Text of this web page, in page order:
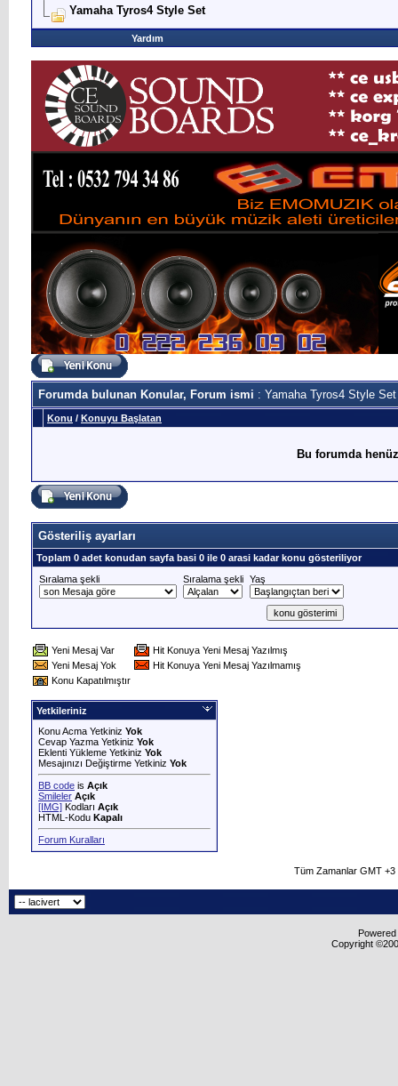
Yamaha Tyros4 Style Set
Yardım
Forumda bulunan Konular, Forum ismi : Yamaha Tyros4 Style Set
Konu / Konuyu Başlatan
Bu forumda
Gösteriliş ayarları
Toplam 0 adet konudan sayfa basi 0 ile 0 arasi kadar konu gösteriliyor
Sıralama şekli
Sıralama şekli Yaş
Yeni Mesaj Var
Hit Konuya Yeni Mesaj Yazılmış
Yeni Mesaj Yok
Hit Konuya Yeni Mesaj Yazılmamış
Konu Kapatılmıştır
Yetkileriniz
Konu Acma Yetkiniz Yok
Cevap Yazma Yetkiniz Yok
Eklenti Yükleme Yetkiniz Yok
Mesajınızı Değiştirme Yetkiniz Yok
BB code is Açık
Smileler Açık
[IMG] Kodları Açık
HTML-Kodu Kapalı
Forum Kuralları
Tüm Zamanlar GMT
Copyright